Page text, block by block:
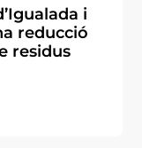
i
reducció
residus